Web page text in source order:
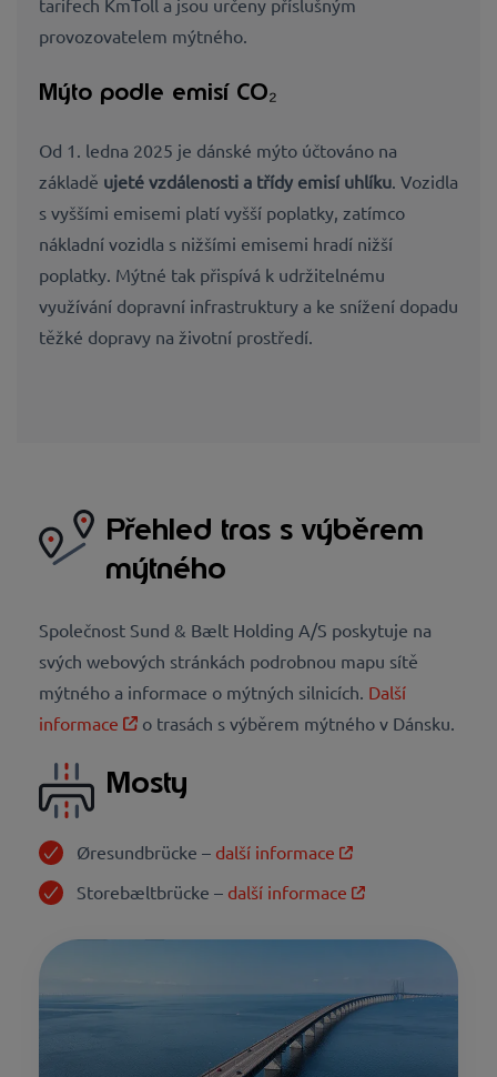
tarifech KmToll a jsou určeny příslušným
provozovatelem mýtného.
Mýto podle emisí CO₂
Od 1. ledna 2025 je dánské mýto účtováno na
základě ujeté vzdálenosti a třídy emisí uhlíku . Vozidla
s vyššími emisemi platí vyšší poplatky, zatímco
nákladní vozidla s nižšími emisemi hradí nižší
poplatky. Mýtné tak přispívá k udržitelnému
využívání dopravní infrastruktury a ke snížení dopadu
těžké dopravy na životní prostředí.
Přehled tras s výběrem
mýtného
Společnost Sund & Bælt Holding A/S poskytuje na
svých webových stránkách podrobnou mapu sítě
mýtného a informace o mýtných silnicích. Další
informace
o trasách s výběrem mýtného v Dánsku.
Mosty
Øresundbrücke – další informace
Storebæltbrücke – další informace